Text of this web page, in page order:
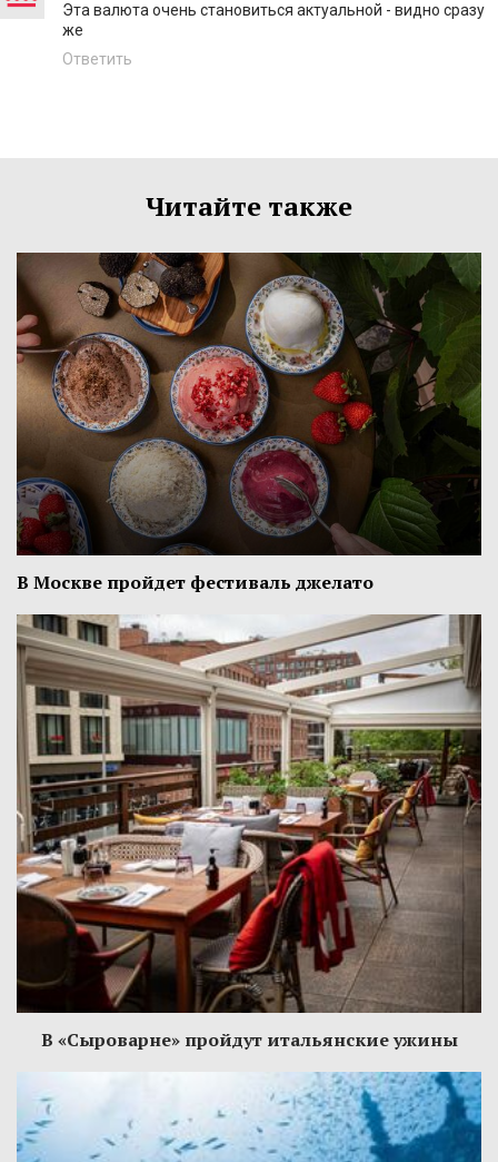
Эта валюта очень становиться актуальной - видно сразу
же
Ответить
Читайте также
В Москве пройдет фестиваль джелато
В «Сыроварне» пройдут итальянские ужины